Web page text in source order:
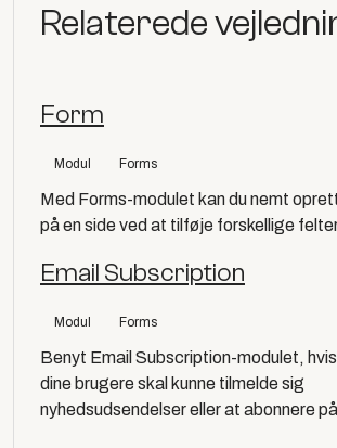
Relaterede
Form
Modul Forms
Med Forms-modulet kan du nemt
på en side ved at tilføje forskellige
Email Subscription
Modul Forms
Benyt Email Subscription-modulet,
dine brugere skal kunne tilmelde sig
nyhedsudsendelser eller at abonnere